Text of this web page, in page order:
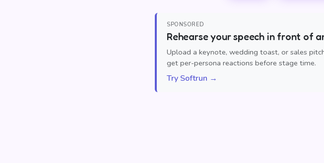
SPONSORED
Rehearse your speech in front of
Upload a keynote, wedding toast, or sales
get per-persona reactions before stage time.
Try Softrun →